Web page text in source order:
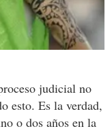
judicial no
esto. Es la verdad,
o dos años en la